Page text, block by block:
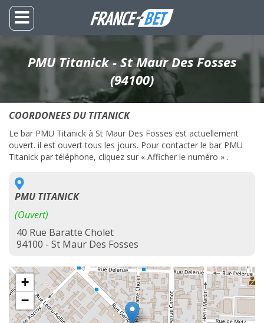
PMU Titanick - St Maur Des Fosses
(94100)
COORDONEES DU TITANICK
Le bar PMU Titanick à St Maur Des Fosses est actuellement
ouvert. il est ouvert tous les jours. Pour contacter le bar PMU
Titanick par téléphone, cliquez sur « Afficher le numéro » .
PMU TITANICK
(Ouvert)
40 Rue Baratte Cholet
94100 - St Maur Des Fosses
+
−